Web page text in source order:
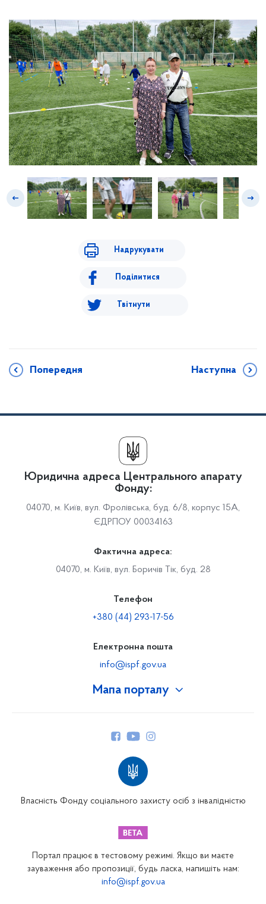
Надрукувати
Поділитися
Твітнути
Попередня Наступна
Мапа порталу
Закарпатське відділення
Запорізьке відділення
Юридична адреса Центрального апарату
Фонду:
04070, м. Київ, вул. Фролівська, буд. 6/8, корпус 15А,
ЄДРПОУ 00034163
Фактична адреса:
04070, м. Київ, вул. Боричів Тік, буд. 28
Телефон
+380 (44) 293-17-56
Електронна пошта
info@ispf.gov.ua
Власність Фонду соціального захисту осіб з інвалідністю
Портал працює в тестовому режимі. Якщо ви маєте
зауваження або пропозиції, будь ласка, напишіть нам:
info@ispf.gov.ua